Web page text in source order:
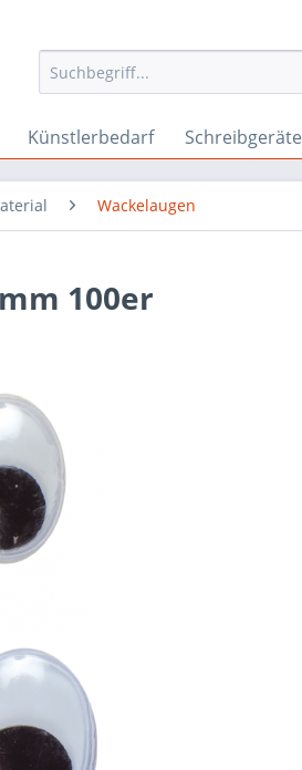
Künstlerbedarf Schreibgeräte
Wackelaugen
100er